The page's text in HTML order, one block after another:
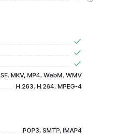
MKV, MP4, WebM, WMV
H.263, H.264, MPEG-4
POP3, SMTP, IMAP4